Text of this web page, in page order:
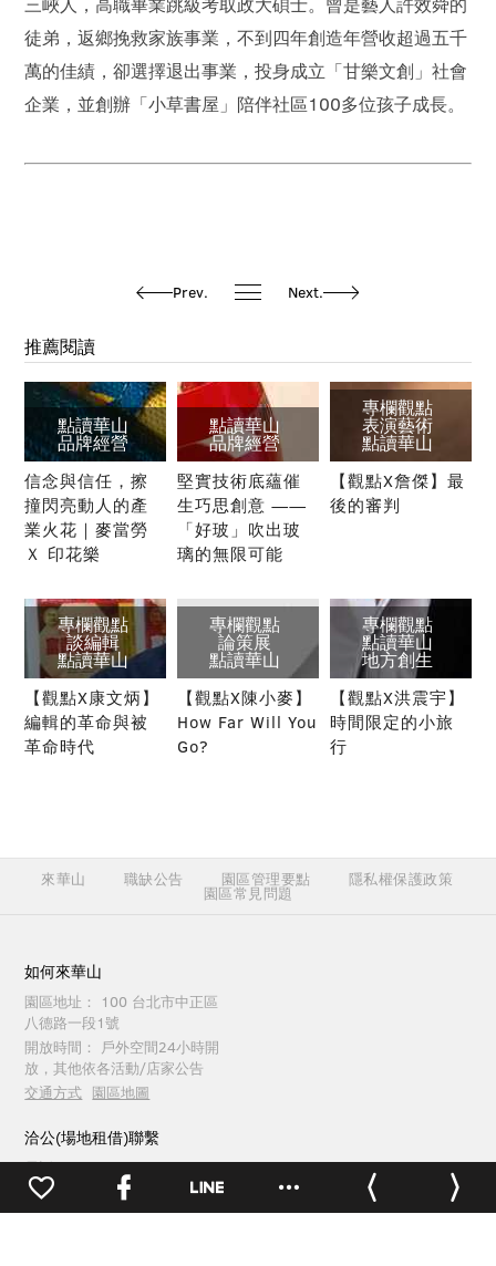
徒弟，返鄉挽救家族事業，不到四年創造年營收超過五千
萬的佳績，卻選擇退出事業，投身成立「甘樂文創」社會
企業，並創辦「小草書屋」陪伴社區100多位孩子成長。
Prev. Next.
推薦閱讀
點讀華山
品牌經營
信念與信任，擦
撞閃亮動人的產
業火花｜麥當勞
Ｘ 印花樂
點讀華山
品牌經營
堅實技術底蘊催
生巧思創意 ——
「好玻」吹出玻
璃的無限可能
專欄觀點
表演藝術
點讀華山
【觀點X詹傑】最
後的審判
專欄觀點
談編輯
點讀華山
【觀點X康文炳】
編輯的革命與被
革命時代
專欄觀點
論策展
點讀華山
【觀點X陳小麥】
How Far Will You
Go?
專欄觀點
點讀華山
地方創生
【觀點X洪震宇】
時間限定的小旅
行
來華山 職缺公告 園區管理要點 隱私權保護政策
園區常見問題
如何來華山
園區地址：
100 台北市中正區
八德路一段1號
開放時間：
戶外空間24小時開
放，其他依各活動/店家公告
交通方式 園區地圖
洽公(場地租借)聯繫
電話：(02)2358-1914
傳真：
(02)2358-1165
週一至週五 09:30 ~ 18:00